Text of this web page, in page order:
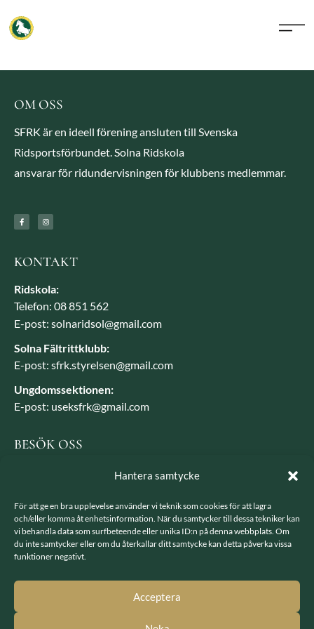
Hantera samtycke
För att ge en bra upplevelse använder vi teknik som cookies för att lagra
och/eller komma åt enhetsinformation. När du samtycker till dessa tekniker kan
vi behandla data som surfbeteende eller unika ID:n på denna webbplats. Om
du inte samtycker eller om du återkallar ditt samtycke kan detta påverka vissa
funktioner negativt.
Acceptera
OM OSS
SFRK är en ideell förening ansluten till Svenska
Ridsportsförbundet. Solna Ridskola
ansvarar för ridundervisningen för klubbens medlemmar.
KONTAKT
Ridskola:
Telefon: 08 851 562
E-post: solnaridsol@gmail.com
Solna Fältrittklubb:
E-post: sfrk.styrelsen@gmail.com
Ungdomssektionen:
E-post: useksfrk@gmail.com
BESÖK OSS
Besöksadress: Järvavägen 7, 170 79 Solna
LÄNKAR
Integritetspolicy
GDPR - hantering av personuppgifter